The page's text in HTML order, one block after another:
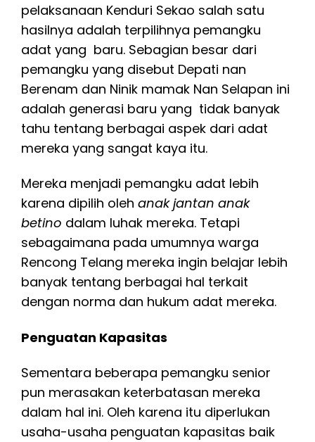
pelaksanaan Kenduri Sekao salah satu
hasilnya adalah terpilihnya pemangku
adat yang baru. Sebagian besar dari
pemangku yang disebut Depati nan
Berenam dan Ninik mamak Nan Selapan ini
adalah generasi baru yang tidak banyak
tahu tentang berbagai aspek dari adat
mereka yang sangat kaya itu.
Mereka menjadi pemangku adat lebih
karena dipilih oleh anak jantan anak
betino dalam luhak mereka. Tetapi
sebagaimana pada umumnya warga
Rencong Telang mereka ingin belajar lebih
banyak tentang berbagai hal terkait
dengan norma dan hukum adat mereka.
Penguatan Kapasitas
Sementara beberapa pemangku senior
pun merasakan keterbatasan mereka
dalam hal ini. Oleh karena itu diperlukan
usaha-usaha penguatan kapasitas baik